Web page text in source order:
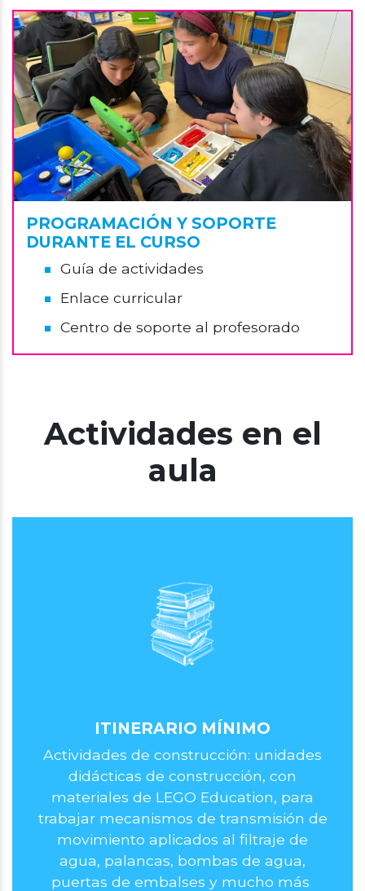
PROGRAMACIÓN Y SOPORTE
DURANTE EL CURSO
Guía de actividades
Enlace curricular
Centro de soporte al profesorado
Actividades en el
aula
ITINERARIO MÍNIMO
Actividades de construcción: unidades
didácticas de construcción, con
materiales de LEGO Education, para
trabajar mecanismos de transmisión de
movimiento aplicados al filtraje de
agua, palancas, bombas de agua,
puertas de embalses y mucho más​